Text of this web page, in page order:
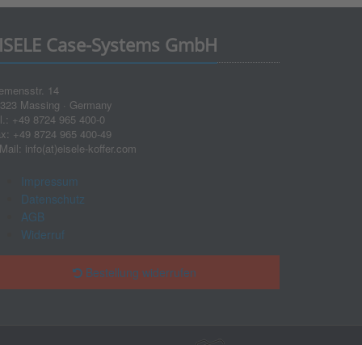
Case-Systems GmbH
14
Massing · Germany
+49 8724 965 400-0
+49 8724 965 400-49
info(at)eisele-koffer.com
Impressum
Datenschutz
AGB
Widerruf
Bestellung widerrufen